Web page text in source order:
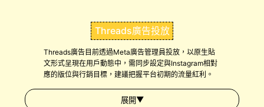
Threads廣告投放
Threads廣告目前透過Meta廣告管理員投放，以原生貼
文形式呈現在用戶動態中，需同步設定與Instagram相對
應的版位與行銷目標，建議把握平台初期的流量紅利。
展開▼